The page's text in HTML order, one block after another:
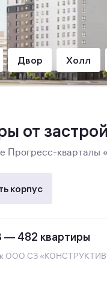
Двор Холл
от
Прогресс-
корпус
— 482 квартиры
ООО СЗ